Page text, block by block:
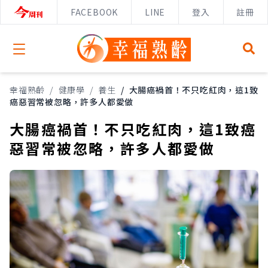
FACEBOOK LINE 登入 註冊
Open menu
幸福熟齡 / 健康學 / 養生 / 大腸癌禍首！不只吃紅肉，這1致
癌惡習常被忽略，許多人都愛做
大腸癌禍首！不只吃紅肉，這1致癌
惡習常被忽略，許多人都愛做